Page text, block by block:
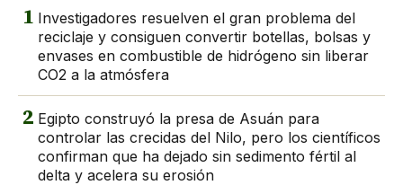
1 Investigadores resuelven el gran problema del
reciclaje y consiguen convertir botellas, bolsas y
envases en combustible de hidrógeno sin liberar
CO2 a la atmósfera
2 Egipto construyó la presa de Asuán para
controlar las crecidas del Nilo, pero los científicos
confirman que ha dejado sin sedimento fértil al
delta y acelera su erosión